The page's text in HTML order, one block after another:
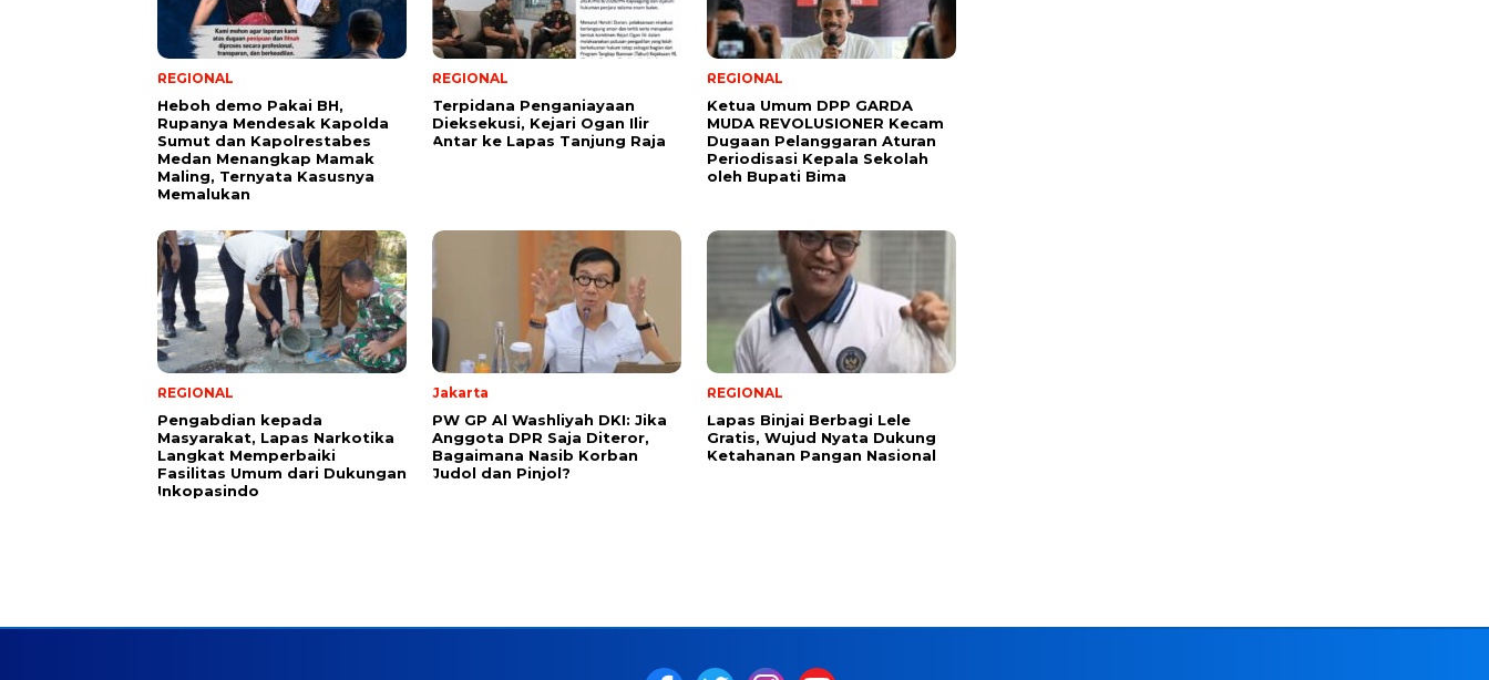
REGIONAL
Heboh demo Pakai BH,
Rupanya Mendesak Kapolda
Sumut dan Kapolrestabes
Medan Menangkap Mamak
Maling, Ternyata Kasusnya
Memalukan
REGIONAL
Terpidana Penganiayaan
Dieksekusi, Kejari Ogan Ilir
Antar ke Lapas Tanjung Raja
REGIONAL
Ketua Umum DPP GARDA
MUDA REVOLUSIONER Kecam
Dugaan Pelanggaran Aturan
Periodisasi Kepala Sekolah
oleh Bupati Bima
REGIONAL
Pengabdian kepada
Masyarakat, Lapas Narkotika
Langkat Memperbaiki
Fasilitas Umum dari Dukungan
Inkopasindo
Jakarta
PW GP Al Washliyah DKI: Jika
Anggota DPR Saja Diteror,
Bagaimana Nasib Korban
Judol dan Pinjol?
REGIONAL
Lapas Binjai Berbagi Lele
Gratis, Wujud Nyata Dukung
Ketahanan Pangan Nasional